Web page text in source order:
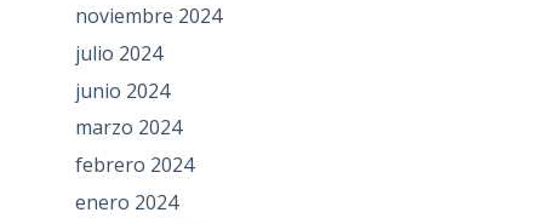
noviembre 2024
julio 2024
junio 2024
marzo 2024
febrero 2024
enero 2024